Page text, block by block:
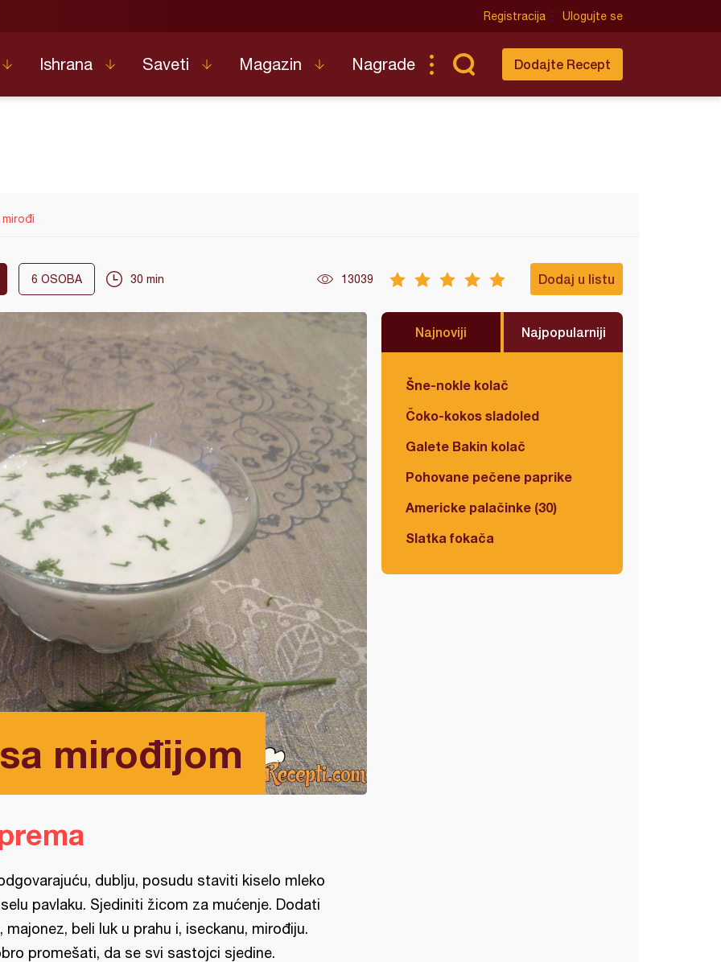
Registracija Ulogujte se
Ishrana Saveti Magazin Nagrade Dodajte Recept
6 OSOBA 30 min 13039 Dodaj u listu
mirođijom
Najnoviji Najpopularniji
Šne-nokle kolač
Čoko-kokos sladoled
Galete Bakin kolač
Pohovane pečene paprike
Americke palačinke (30)
Slatka fokača
dublju, posudu staviti kiselo mleko
pavlaku. Sjediniti žicom za mućenje. Dodati
majonez, beli luk u prahu i, iseckanu, mirođiju.
promešati, da se svi sastojci sjedine.